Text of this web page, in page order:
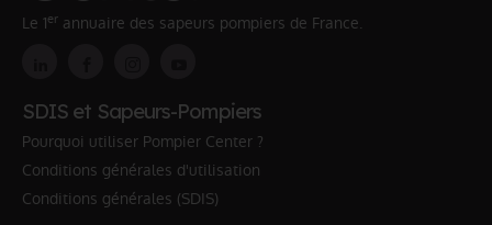
Le 1er annuaire des sapeurs pompiers de France.
SDIS et Sapeurs-Pompiers
Pourquoi utiliser Pompier Center ?
Conditions générales d'utilisation
Conditions générales (SDIS)